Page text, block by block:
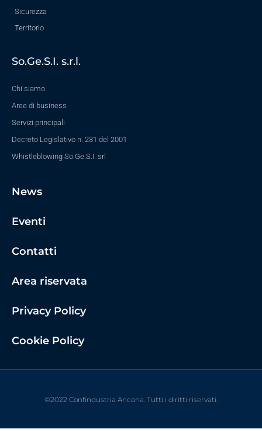
Sicurezza
Territorio
So.Ge.S.I. s.r.l.
Chi siamo
Aree di business
Servizi principali
Decreto Legislativo n. 231 del 2001
Whistleblowing So.Ge.S.I. srl
News
Eventi
Contatti
Area riservata
Privacy Policy
Cookie Policy
©2022 Confindustria Ancona. Tutti i diritti riservati.